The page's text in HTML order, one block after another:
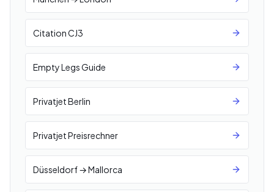
Citation CJ3
Empty Legs Guide
Privatjet Berlin
Privatjet Preisrechner
Düsseldorf → Mallorca